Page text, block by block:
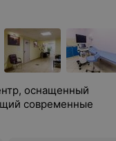
оснащенный
современные